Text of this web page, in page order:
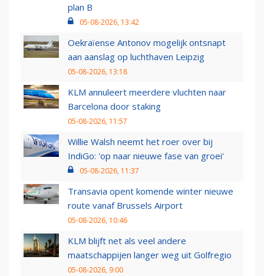
plan B
05-08-2026, 13:42
Oekraïense Antonov mogelijk ontsnapt
aan aanslag op luchthaven Leipzig
05-08-2026, 13:18
KLM annuleert meerdere vluchten naar
Barcelona door staking
05-08-2026, 11:57
Willie Walsh neemt het roer over bij
IndiGo: 'op naar nieuwe fase van groei'
05-08-2026, 11:37
Transavia opent komende winter nieuwe
route vanaf Brussels Airport
05-08-2026, 10:46
KLM blijft net als veel andere
maatschappijen langer weg uit Golfregio
05-08-2026, 9:00